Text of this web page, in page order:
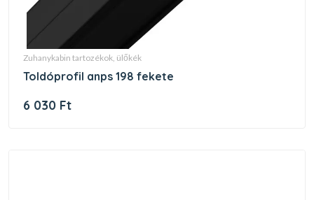
zuhanykabin tartozékok, ülőkék
toldóprofil anps 198 fekete
6 030 Ft